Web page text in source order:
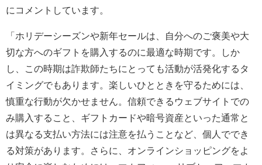
にコメントしています。
「ホリデーシーズンや新年セールは、自分へのご褒美や大
切な方へのギフトを購入するのに最適な時期です。しか
し、この時期は詐欺師たちにとっても活動が活発化するタ
イミングでもあります。楽しいひとときを守るためには、
慎重な行動が欠かせません。信頼できるウェブサイトでの
み購入すること、ギフトカードや暗号資産といった通常と
は異なる支払い方法には注意を払うことなど、個人ででき
る対策があります。さらに、オンラインショッピングをよ